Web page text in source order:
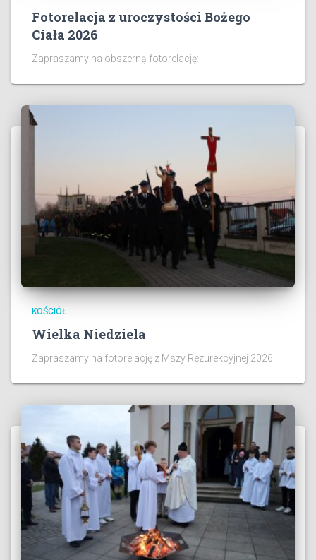
Fotorelacja z uroczystości Bożego
Ciała 2026
Zapraszamy na obszerną fotorelację:
KOŚCIÓŁ
Wielka Niedziela
Zapraszamy na fotorelację z Mszy Rezurekcyjnej 2026.